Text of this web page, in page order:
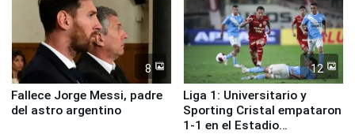
8
Fallece Jorge Messi, padre
del astro argentino
12
Liga 1: Universitario y
Sporting Cristal empataron
1-1 en el Estadio